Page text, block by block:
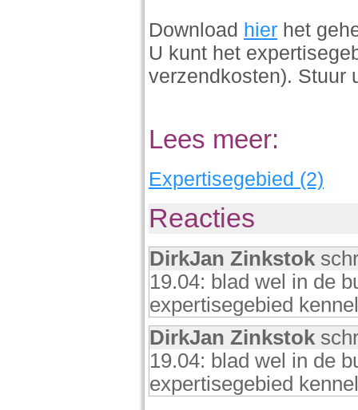
Download hier het
U kunt het
verzendkosten). Stuur
Lees meer:
Expertisegebied (2)
Reacties
DirkJan Zinkstok
19.04: blad wel in de
expertisegebied
DirkJan Zinkstok
19.04: blad wel in de
expertisegebied